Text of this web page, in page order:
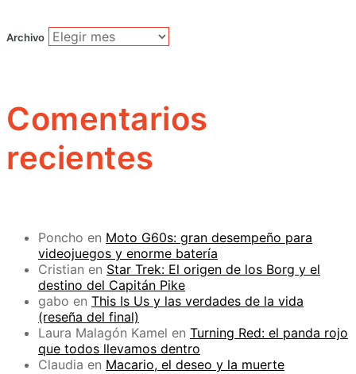
Archivo
Comentarios
recientes
Poncho en Moto G60s: gran desempeño para
videojuegos y enorme batería
Cristian en Star Trek: El origen de los Borg y el
destino del Capitán Pike
gabo en This Is Us y las verdades de la vida
(reseña del final)
Laura Malagón Kamel en Turning Red: el panda rojo
que todos llevamos dentro
Claudia en Macario, el deseo y la muerte